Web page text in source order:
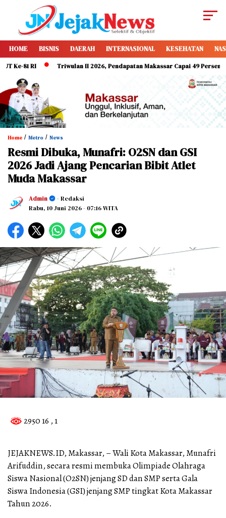
HOME BISNIS DAERAH INTERNASIONAL KESEHATAN
Triwulan II 2026, Pendapatan Makassar Capai 49 Persen, Surplus
Home / Metro / News
Resmi Dibuka, Munafri: O2SN dan GSI
2026 Jadi Ajang Pencarian Bibit Atlet
Muda Makassar
Admin
- Redaksi
Rabu, 10 Juni 2026- 07:16 WITA
2950 16 , 1
JEJAKNEWS.ID, Makassar, – Wali Kota Makassar, Munafri
Arifuddin, secara resmi membuka Olimpiade Olahraga
Siswa Nasional (O2SN) jenjang SD dan SMP serta Gala
Siswa Indonesia (GSI) jenjang SMP tingkat Kota Makassar
Tahun 2026.